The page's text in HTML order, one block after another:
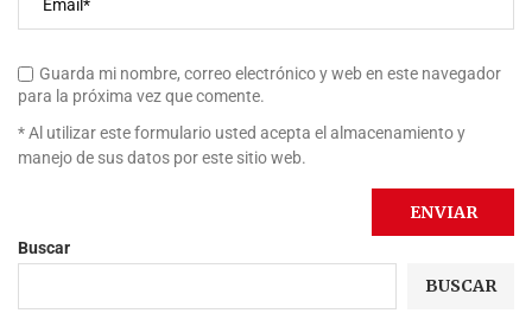
Guarda mi nombre, correo electrónico y web en este navegador
para la próxima vez que comente.
* Al utilizar este formulario usted acepta el almacenamiento y
manejo de sus datos por este sitio web.
Buscar
BUSCAR